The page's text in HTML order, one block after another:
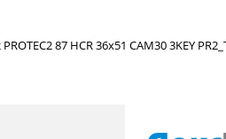
87 HCR 36x51 CAM30 3KEY